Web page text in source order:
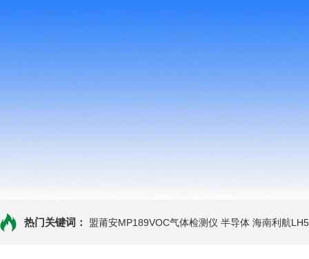
热门关键词： 盟莆安MP189VOC气体检测仪 半导体 海南利航